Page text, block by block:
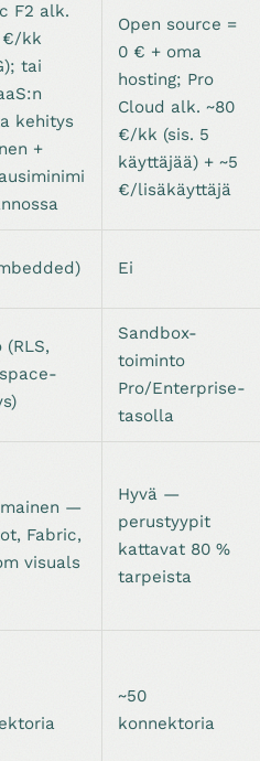
F2 alk.
€/kk
tai
kehitys
+
Open source =
0 € + oma
hosting; Pro
Cloud alk. ~80
€/kk (sis. 5
käyttäjää) + ~5
€/lisäkäyttäjä
Ei
(RLS,
Sandbox-
toiminto
Pro/Enterprise-
tasolla
—
Fabric,
visuals
Hyvä —
perustyypit
kattavat 80 %
tarpeista
~50
konnektoria